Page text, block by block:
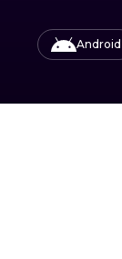
Android